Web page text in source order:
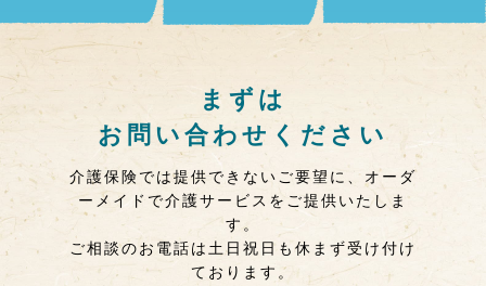
まずは
お問い合わせください
介護保険では提供できないご要望に、オーダ
ーメイドで介護サービスをご提供いたしま
す。
ご相談のお電話は土日祝日も休まず受け付け
ております。